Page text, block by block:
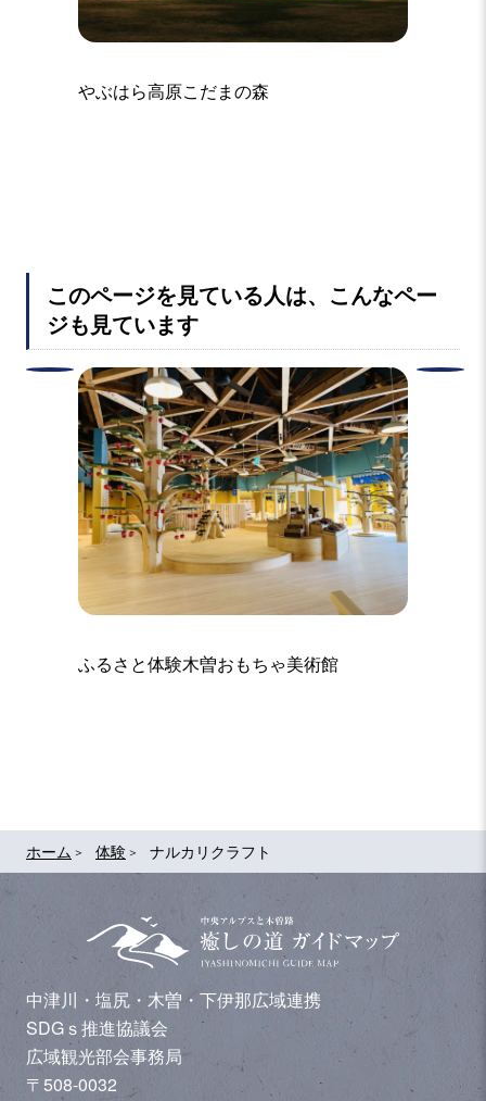
ホーム 体験 ナルカリクラフト
やぶはら高原こだまの森
このページを見ている人は、こんなペー
ジも見ています
ふるさと体験木曽おもちゃ美術館
中津川・塩尻・木曽・下伊那広域連携
SDGｓ推進協議会
広域観光部会事務局
〒508-0032